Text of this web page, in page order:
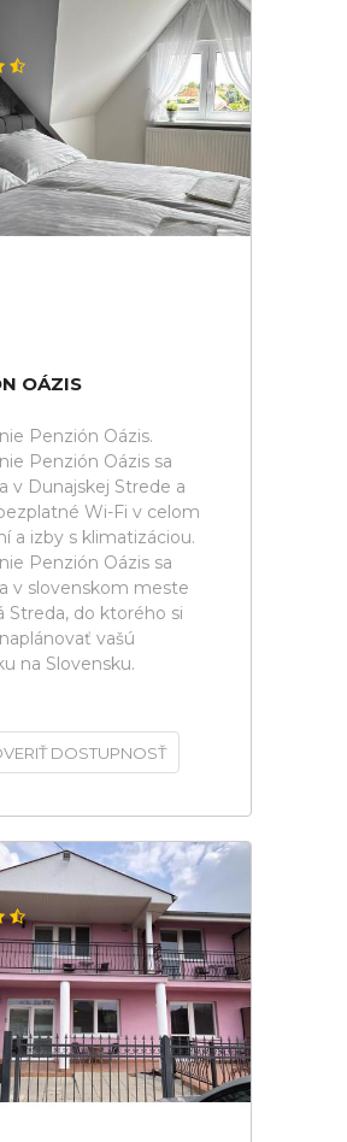
OÁZIS
Penzión Oázis.
Penzión Oázis sa
v Dunajskej Strede a
Wi-Fi v celom
a izby s klimatizáciou.
Penzión Oázis sa
v slovenskom meste
Streda, do ktorého si
vašú
na Slovensku.
DOSTUPNOSŤ